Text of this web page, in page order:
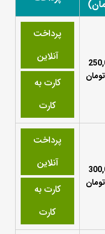
پرداخت
آنلاین
کارت به
کارت
پرداخت
آنلاین
کارت به
کارت